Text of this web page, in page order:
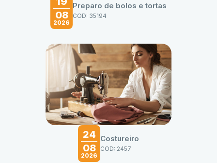
08
2026
Preparo de bolos e tortas
COD: 35194
24
08
2026
Costureiro
COD: 2457